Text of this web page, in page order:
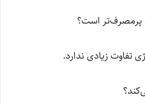
پرمصرف‌تر است؟
تفاوت زیادی ندارد.